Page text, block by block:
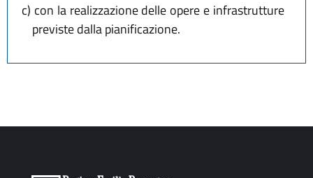
c) con la realizzazione delle opere e infrastrutture
previste dalla pianificazione.